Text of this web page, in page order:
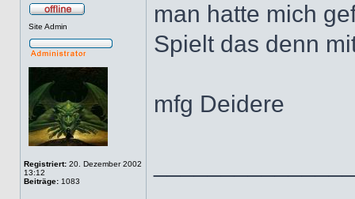
Site Admin
Registriert: 20. Dezember 2002
13:12
Beiträge: 1083
man hatte mich
Spielt das denn
mfg Deidere